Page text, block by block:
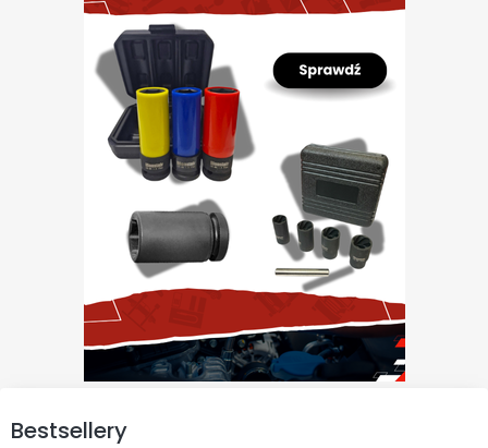
Bestsellery